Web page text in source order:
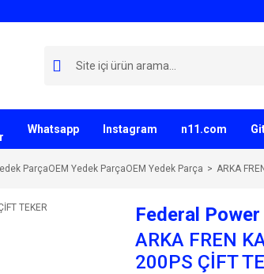
Whatsapp Instagram n11.com
ParçaOEM Yedek ParçaOEM Yedek Parça ARKA
Federal Power
ARKA FREN
200PS ÇİFT